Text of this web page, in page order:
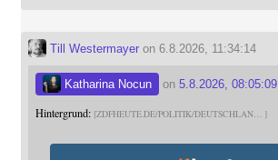
Till Westermayeron 6.8.2026, 11:34:14
Katharina Nocun on 5.8.2026, 08:05:09
Hintergrund: ZDFHEUTE.DE/POLITIK/DEUTSCHLAN